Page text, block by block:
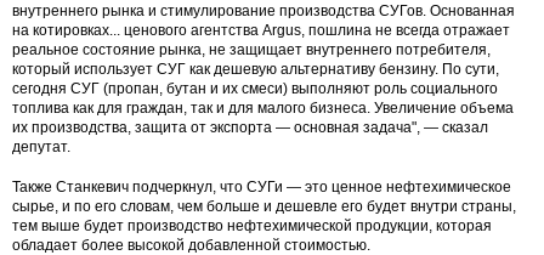
внутреннего рынка и стимулирование производства СУГов. Основанная
на котировках... ценового агентства Argus, пошлина не всегда отражает
реальное состояние рынка, не защищает внутреннего потребителя,
который использует СУГ как дешевую альтернативу бензину. По сути,
сегодня СУГ (пропан, бутан и их смеси) выполняют роль социального
топлива как для граждан, так и для малого бизнеса. Увеличение объема
их производства, защита от экспорта — основная задача", — сказал
депутат.
Также Станкевич подчеркнул, что СУГи — это ценное нефтехимическое
сырье, и по его словам, чем больше и дешевле его будет внутри страны,
тем выше будет производство нефтехимической продукции, которая
обладает более высокой добавленной стоимостью.